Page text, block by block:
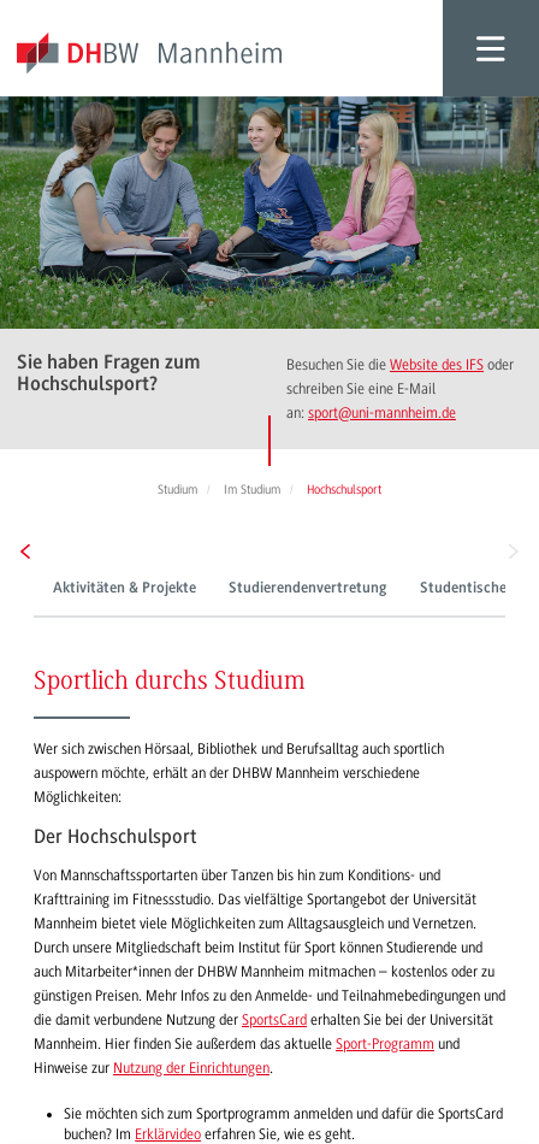
Sie haben Fragen zum
Hochschulsport?
Besuchen Sie die Website des IFS oder
schreiben Sie eine E-Mail
an: sport@uni-mannheim.de
Studium Im Studium Hochschulsport
Aktivitäten & Projekte Studierendenvertretung Studentische
Sportlich durchs Studium
Wer sich zwischen Hörsaal, Bibliothek und Berufsalltag auch sportlich
auspowern möchte, erhält an der DHBW Mannheim verschiedene
Möglichkeiten:
Der Hochschulsport
Von Mannschaftssportarten über Tanzen bis hin zum Konditions- und
Krafttraining im Fitnessstudio. Das vielfältige Sportangebot der Universität
Mannheim bietet viele Möglichkeiten zum Alltagsausgleich und Vernetzen.
Durch unsere Mitgliedschaft beim Institut für Sport können Studierende und
auch Mitarbeiter*innen der DHBW Mannheim mitmachen – kostenlos oder zu
günstigen Preisen. Mehr Infos zu den Anmelde- und Teilnahmebedingungen und
die damit verbundene Nutzung der SportsCard erhalten Sie bei der Universität
Mannheim. Hier finden Sie außerdem das aktuelle Sport-Programm und
Hinweise zur Nutzung der Einrichtungen.
Sie möchten sich zum Sportprogramm anmelden und dafür die SportsCard
buchen? Im Erklärvideo erfahren Sie, wie es geht.